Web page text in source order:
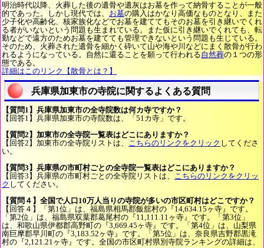
明治時代以降、火葬した後の遺骨や遺灰はお墓を作って納骨することが一般
的であった。しかし現代では、 お墓の購入はかなり高価なものとなり、また
少子化や高齢化、核家族化などでお墓を建ててもそのお墓を引き継いでくれ
る者がいないという問題も生まれている。また仮に引き継いでくれても、転
勤などで遠方のためお墓を建てても管理できないという問題も生じている。
そのため、火葬された遺骨を細かく砕いて山や海や川などにまく散骨が行わ
れるようになっている。自然に還ることを願って行われる自然葬の１つの形
態である。
詳細はこのリンク【散骨とは？】
兵庫県加東市の寺院に関するよくある質問
【質問1】兵庫県加東市の全寺院数は何カ寺ですか？
【回答1】兵庫県加東市の寺院数は、「51カ寺」です。
【質問2】加東市の全寺院一覧表はどこにありますか？
【回答2】加東市の全寺院リストは、 こちらのリンクをクリック してくださ
い。
【質問3】兵庫県の市町村ごとの全寺院一覧表はどこにありますか？
【回答3】兵庫県の市町村ごとの全寺院リストは、 こちらのリンクをクリッ
ク してください。
【質問４】全国で人口10万人当りの寺院が多いの市区町村はどこですか？
【回答４】「第1位」は、福島県相馬郡飯舘村の『14,634.15ヶ寺』です。
「第2位」は、福島県双葉郡葛尾村の『11,111.11ヶ寺』です。「第3位」
は、和歌山県伊都郡高野町の『3,669.45ヶ寺』です。「第4位」は、山梨県
南巨摩郡早川町の『3,183.52ヶ寺』です。「第5位」は、奈良県吉野郡黒滝
村の『2,121.21ヶ寺』です。全国の市区町村県別寺院ランキングの詳細は、